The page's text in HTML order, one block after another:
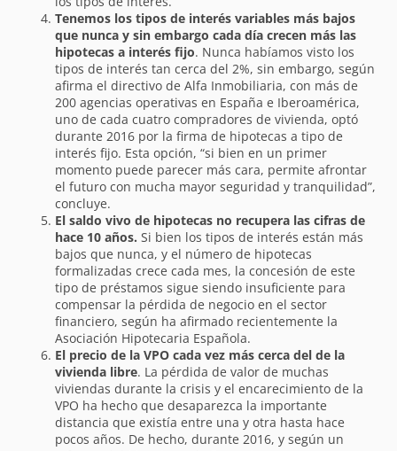
Tenemos los tipos de interés variables más bajos
que nunca y sin embargo cada día crecen más las
hipotecas a interés fijo. Nunca habíamos visto los
tipos de interés tan cerca del 2%, sin embargo, según
afirma el directivo de Alfa Inmobiliaria, con más de
200 agencias operativas en España e Iberoamérica,
uno de cada cuatro compradores de vivienda, optó
durante 2016 por la firma de hipotecas a tipo de
interés fijo. Esta opción, “si bien en un primer
momento puede parecer más cara, permite afrontar
el futuro con mucha mayor seguridad y tranquilidad”,
concluye.
El saldo vivo de hipotecas no recupera las cifras de
hace 10 años.Si bien los tipos de interés están más
bajos que nunca, y el número de hipotecas
formalizadas crece cada mes, la concesión de este
tipo de préstamos sigue siendo insuficiente para
compensar la pérdida de negocio en el sector
financiero, según ha afirmado recientemente la
Asociación Hipotecaria Española.
El precio de la VPO cada vez más cerca del de la
vivienda libre. La pérdida de valor de muchas
viviendas durante la crisis y el encarecimiento de la
VPO ha hecho que desaparezca la importante
distancia que existía entre una y otra hasta hace
pocos años. De hecho, durante 2016, y según un